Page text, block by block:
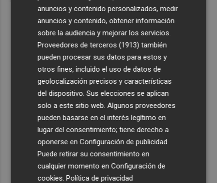
anuncios y contenido personalizados, medir
anuncios y contenido, obtener información
sobre la audiencia y mejorar los servicios.
Proveedores de terceros (1913) también
pueden procesar sus datos para estos y
otros fines, incluido el uso de datos de
geolocalización precisos y características
del dispositivo. Sus elecciones se aplican
solo a este sitio web. Algunos proveedores
pueden basarse en el interés legítimo en
lugar del consentimiento; tiene derecho a
oponerse enConfiguración de publicidad.
Puede retirar su consentimiento en
cualquier momento enConfiguración de
cookies.Política de privacidad